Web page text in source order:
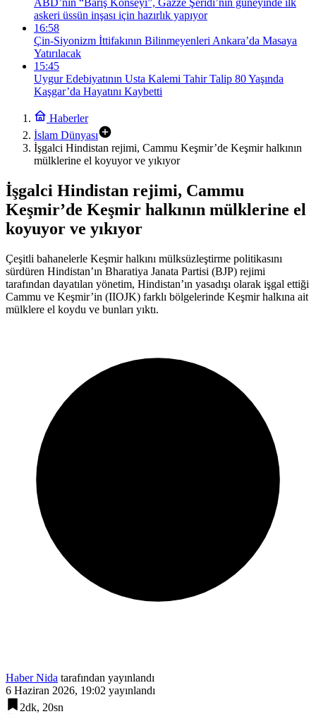
ABD’nin “Barış Konseyi”, Gazze Şeridi’nin güneyinde ilk
askeri üssün inşası için hazırlık yapıyor
16:58
Çin-Siyonizm İttifakının Bilinmeyenleri Ankara’da Masaya
Yatırılacak
15:45
Uygur Edebiyatının Usta Kalemi Tahir Talip 80 Yaşında
Kaşgar’da Hayatını Kaybetti
Haberler
İslam Dünyası
İşgalci Hindistan rejimi, Cammu Keşmir’de Keşmir halkının
mülklerine el koyuyor ve yıkıyor
İşgalci Hindistan rejimi, Cammu
Keşmir’de Keşmir halkının mülklerine el
koyuyor ve yıkıyor
Çeşitli bahanelerle Keşmir halkını mülksüzleştirme politikasını
sürdüren Hindistan’ın Bharatiya Janata Partisi (BJP) rejimi
tarafından dayatılan yönetim, Hindistan’ın yasadışı olarak işgal ettiği
Cammu ve Keşmir’in (IIOJK) farklı bölgelerinde Keşmir halkına ait
mülklere el koydu ve bunları yıktı.
Haber Nida tarafından yayınlandı
6 Haziran 2026, 19:02 yayınlandı
2dk, 20sn